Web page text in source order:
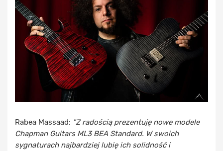
Rabea Massaad: "Z radością prezentuję nowe modele
Chapman Guitars ML3 BEA Standard. W swoich
sygnaturach najbardziej lubię ich solidność i